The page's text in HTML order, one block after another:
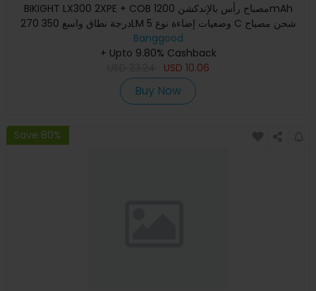
BIKIGHT LX300 2XPE + COB مصباح رأس بالإندكشن 1200mAh
270 درجة نطاق واسع 350LM 5 وضعيات إضاءة نوع C شحن مصباح
الرأس القاب
Banggood
+ Upto 9.80% Cashback
USD 10.06
Buy Now
Save 80%